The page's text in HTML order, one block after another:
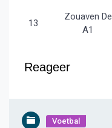
13
Zouaven De
A1
Reageer
Voetbal